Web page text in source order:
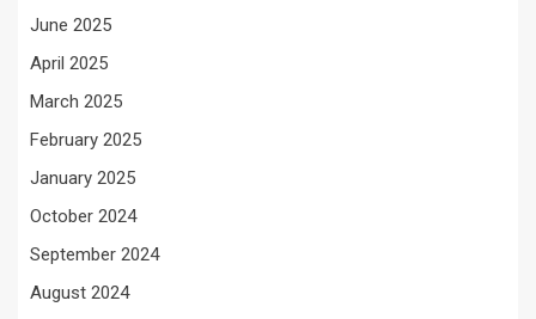
June 2025
April 2025
March 2025
February 2025
January 2025
October 2024
September 2024
August 2024